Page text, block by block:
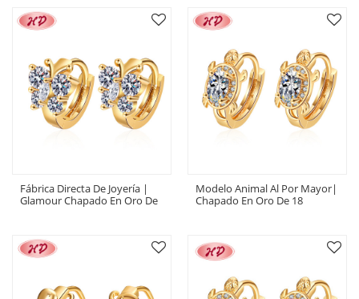
Pendientes Stud Mujeres
Huggies Pendiente
Women
Fábrica Directa De Joyería |
Glamour Chapado En Oro De
Accesorios | Pendientes De
Joyería De Moda
Modelo Animal Al Por Mayor|
Chapado En Oro De 18